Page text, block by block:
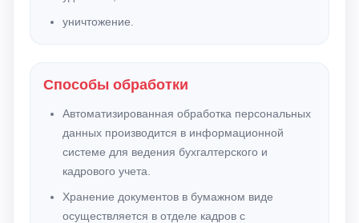
уничтожение.
Способы обработки
Автоматизированная обработка персональных
данных производится в информационной
системе для ведения бухгалтерского и
кадрового учета.
Хранение документов в бумажном виде
осуществляется в отделе кадров с